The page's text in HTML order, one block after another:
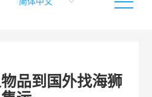
品到国外找海狮